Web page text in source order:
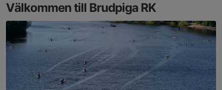
Välkommen till Brudpiga RK